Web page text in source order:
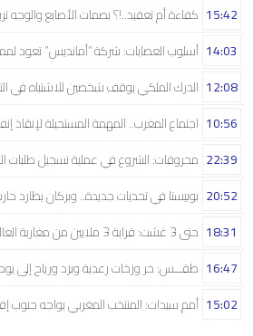
كفاءة أم تعقيد..!؟ بصمات الأصابع والوجه 15:42
أسلوب العصابات: شركة “أمانديس” تعود 14:03
الدرك الملكي يوقف شخصين للاشتباه في 12:08
اجتماع المغرب.. المهمة المستحيلة لإنقاذ 10:56
محروقات: الشروع في عملية تسجيل طلبات 22:39
بوبيستا في تحديات جديدة.. وبركان يطارد 20:52
حتى 3 غشت: قرابة 3 ملايين من مغاربة العالم دخلوا المغرب 18:31
طقـــس: حر وزخات رعدية وبرَد ورياح إلى 16:47
أمم سيدات: المنتخب المغربي يواجه جنوب 15:02